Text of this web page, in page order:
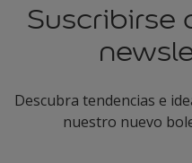
Suscribirse
Descubra tendencias e
nuestro nuevo